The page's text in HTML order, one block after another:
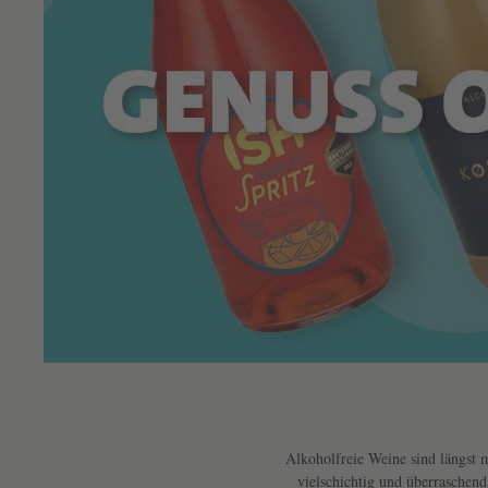
Alkoholfreie Weine sind längst
vielschichtig und